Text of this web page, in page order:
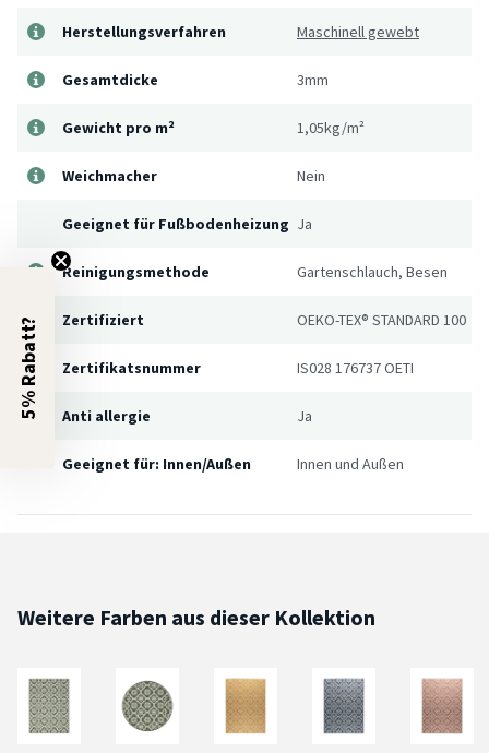
Herstellungsverfahren Maschinell gewebt
Gesamtdicke 3mm
Gewicht pro m² 1,05kg/m²
Weichmacher Nein
Geeignet für Fußbodenheizung Ja
Reinigungsmethode Gartenschlauch, Besen
Zertifiziert OEKO-TEX® STANDARD 100
Zertifikatsnummer IS028 176737 OETI
Anti allergie Ja
Geeignet für: Innen/Außen Innen und Außen
Weitere Farben aus dieser Kollektion
5% Rabatt?